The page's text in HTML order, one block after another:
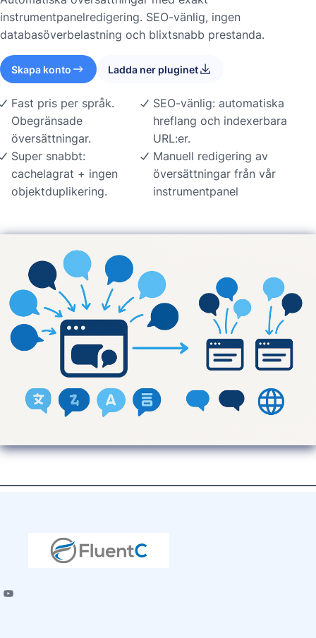
instrumentpanelredigering. SEO-vänlig, ingen
databasöverbelastning och blixtsnabb prestanda.
Skapa konto Ladda ner pluginet
Fast pris per språk.
Obegränsade
översättningar.
Super snabbt:
cachelagrat + ingen
objektduplikering.
SEO-vänlig: automatiska
hreflang och indexerbara
URL:er.
Manuell redigering av
översättningar från vår
instrumentpanel